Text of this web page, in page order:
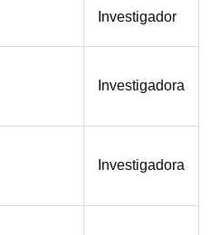
Función
Investigador
Función
Investigadora
Función
Investigadora